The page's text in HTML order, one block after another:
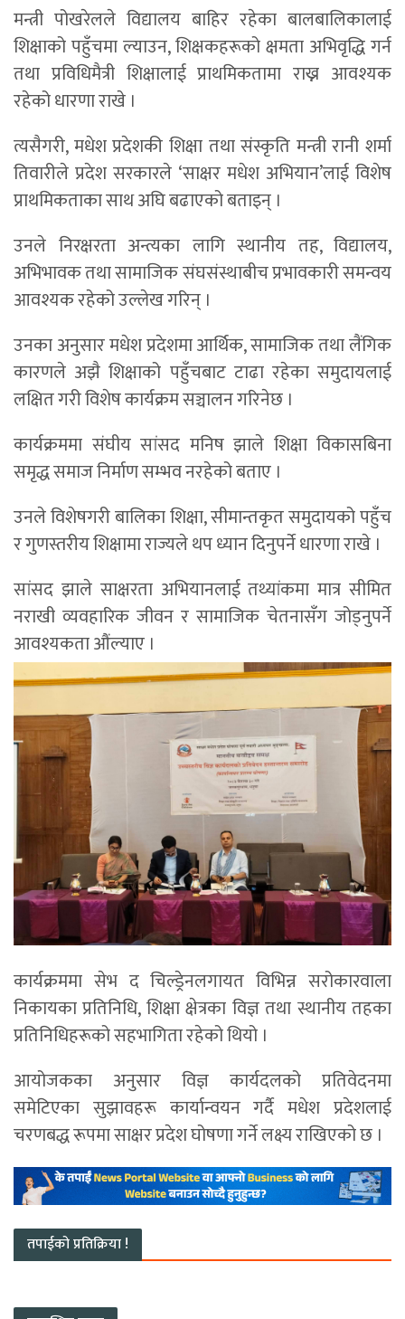
मन्त्री पोखरेलले विद्यालय बाहिर रहेका बालबालिकालाई
शिक्षाको पहुँचमा ल्याउन, शिक्षकहरूको क्षमता अभिवृद्धि गर्न
तथा प्रविधिमैत्री शिक्षालाई प्राथमिकतामा राख्न आवश्यक
रहेको धारणा राखे ।
त्यसैगरी, मधेश प्रदेशकी शिक्षा तथा संस्कृति मन्त्री रानी शर्मा
तिवारीले प्रदेश सरकारले ‘साक्षर मधेश अभियान’लाई विशेष
प्राथमिकताका साथ अघि बढाएको बताइन् ।
उनले निरक्षरता अन्त्यका लागि स्थानीय तह, विद्यालय,
अभिभावक तथा सामाजिक संघसंस्थाबीच प्रभावकारी समन्वय
आवश्यक रहेको उल्लेख गरिन् ।
उनका अनुसार मधेश प्रदेशमा आर्थिक, सामाजिक तथा लैंगिक
कारणले अझै शिक्षाको पहुँचबाट टाढा रहेका समुदायलाई
लक्षित गरी विशेष कार्यक्रम सञ्चालन गरिनेछ ।
कार्यक्रममा संघीय सांसद मनिष झाले शिक्षा विकासबिना
समृद्ध समाज निर्माण सम्भव नरहेको बताए ।
उनले विशेषगरी बालिका शिक्षा, सीमान्तकृत समुदायको पहुँच
र गुणस्तरीय शिक्षामा राज्यले थप ध्यान दिनुपर्ने धारणा राखे ।
सांसद झाले साक्षरता अभियानलाई तथ्यांकमा मात्र सीमित
नराखी व्यवहारिक जीवन र सामाजिक चेतनासँग जोड्नुपर्ने
आवश्यकता औंल्याए ।
कार्यक्रममा सेभ द चिल्ड्रेनलगायत विभिन्न सरोकारवाला
निकायका प्रतिनिधि, शिक्षा क्षेत्रका विज्ञ तथा स्थानीय तहका
प्रतिनिधिहरूको सहभागिता रहेको थियो ।
आयोजकका अनुसार विज्ञ कार्यदलको प्रतिवेदनमा
समेटिएका सुझावहरू कार्यान्वयन गर्दै मधेश प्रदेशलाई
चरणबद्ध रूपमा साक्षर प्रदेश घोषणा गर्ने लक्ष्य राखिएको छ ।
तपाईको प्रतिक्रिया !